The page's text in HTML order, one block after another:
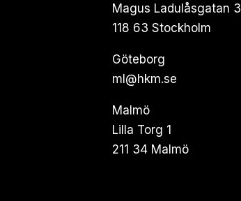
Magus Ladulåsgatan 3
118 63 Stockholm
Göteborg
ml@hkm.se
Malmö
Lilla Torg 1
211 34 Malmö